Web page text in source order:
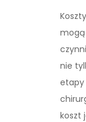
mogą
nie
etapy
koszt